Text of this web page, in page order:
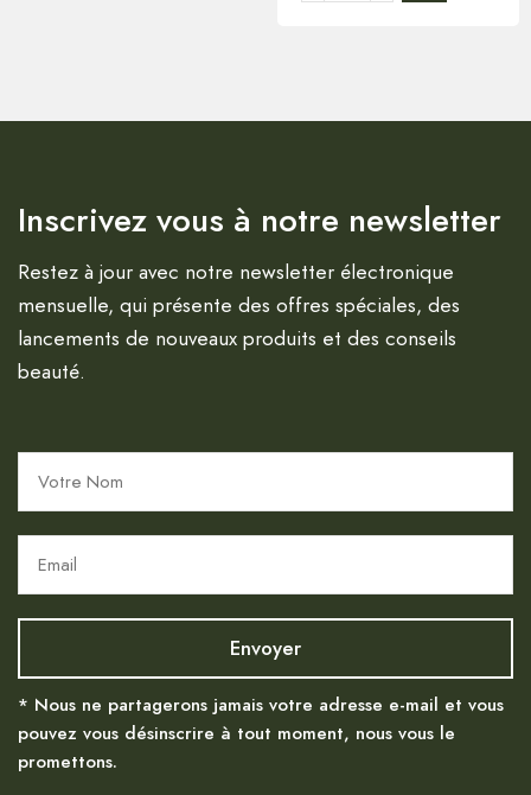
Inscrivez vous à notre newsletter
Restez à jour avec notre newsletter électronique
mensuelle, qui présente des offres spéciales, des
lancements de nouveaux produits et des conseils
beauté.
* Nous ne partagerons jamais votre adresse e-mail et vous
pouvez vous désinscrire à tout moment, nous vous le
promettons.